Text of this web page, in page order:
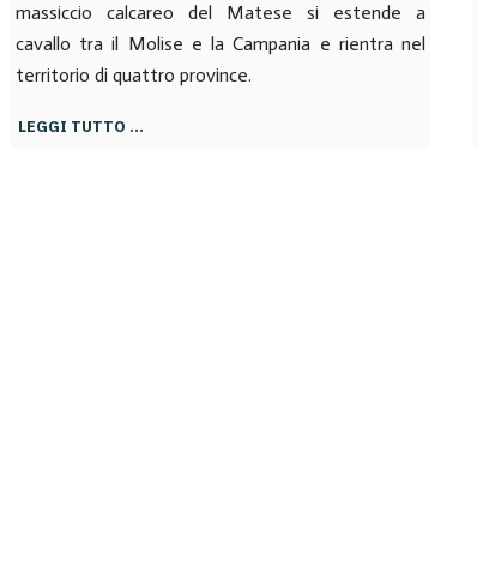
massiccio calcareo del Matese si estende a
cavallo tra il Molise e la Campania e rientra nel
territorio di quattro province.
LEGGI TUTTO …